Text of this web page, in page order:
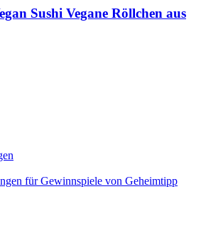
Sushi Vegane Röllchen aus
für Gewinnspiele von Geheimtipp